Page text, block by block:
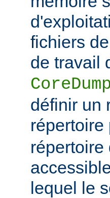
fichiers
de travail
définir un
répertoire
répertoire
lequel le